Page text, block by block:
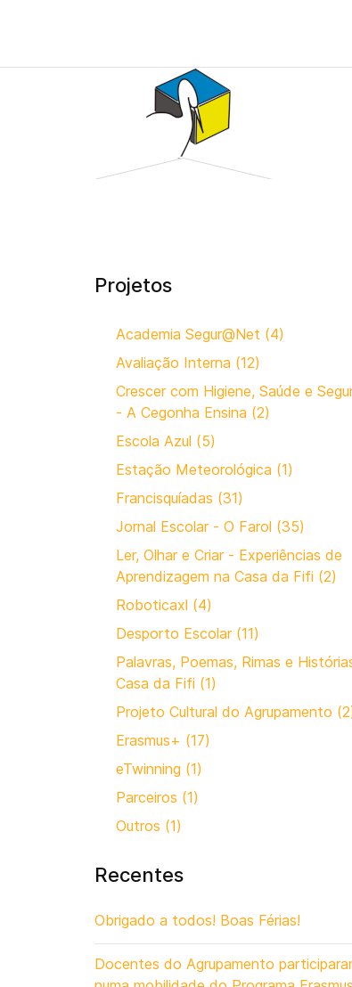
Projetos
Academia Segur@Net (4)
Avaliação Interna (12)
Crescer com Higiene, Saúde e
- A Cegonha Ensina (2)
Escola Azul (5)
Estação Meteorológica (1)
Francisquíadas (31)
Jornal Escolar - O Farol (35)
Ler, Olhar e Criar - Experiências de
Aprendizagem na Casa da Fifi (2)
Roboticaxl (4)
Desporto Escolar (11)
Palavras, Poemas, Rimas e
Casa da Fifi (1)
Projeto Cultural do Agrupamento
Erasmus+ (17)
eTwinning (1)
Parceiros (1)
Outros (1)
Recentes
Obrigado a todos! Boas Férias!
Docentes do Agrupamento